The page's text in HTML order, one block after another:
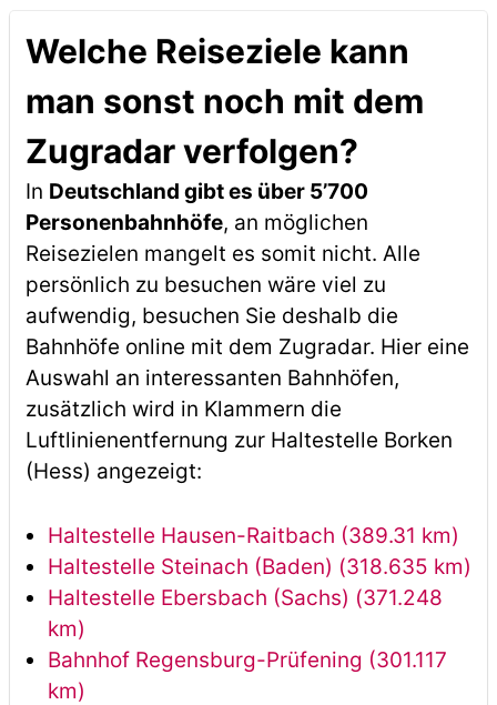
Welche Reiseziele kann
man sonst noch mit dem
Zugradar verfolgen?
In Deutschland gibt es über 5’700
Personenbahnhöfe, an möglichen
Reisezielen mangelt es somit nicht. Alle
persönlich zu besuchen wäre viel zu
aufwendig, besuchen Sie deshalb die
Bahnhöfe online mit dem Zugradar. Hier eine
Auswahl an interessanten Bahnhöfen,
zusätzlich wird in Klammern die
Luftlinienentfernung zur Haltestelle Borken
(Hess) angezeigt:
Haltestelle Hausen-Raitbach (389.31 km)
Haltestelle Steinach (Baden) (318.635 km)
Haltestelle Ebersbach (Sachs) (371.248
km)
Bahnhof Regensburg-Prüfening (301.117
km)